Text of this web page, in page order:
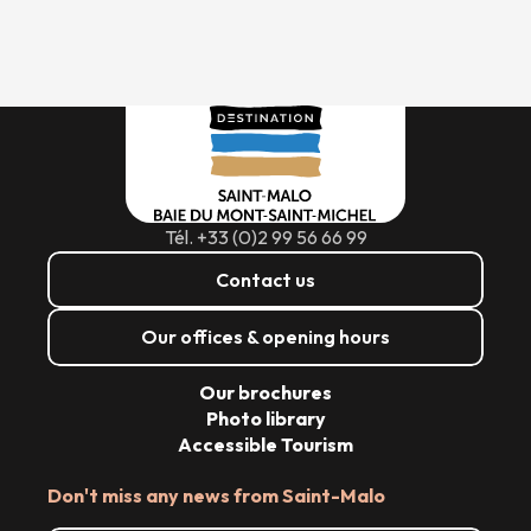
Tél. +33 (0)2 99 56 66 99
Contact us
Our offices & opening hours
Don't miss any news from Saint-Malo
Our brochures
Photo library
Accessible Tourism